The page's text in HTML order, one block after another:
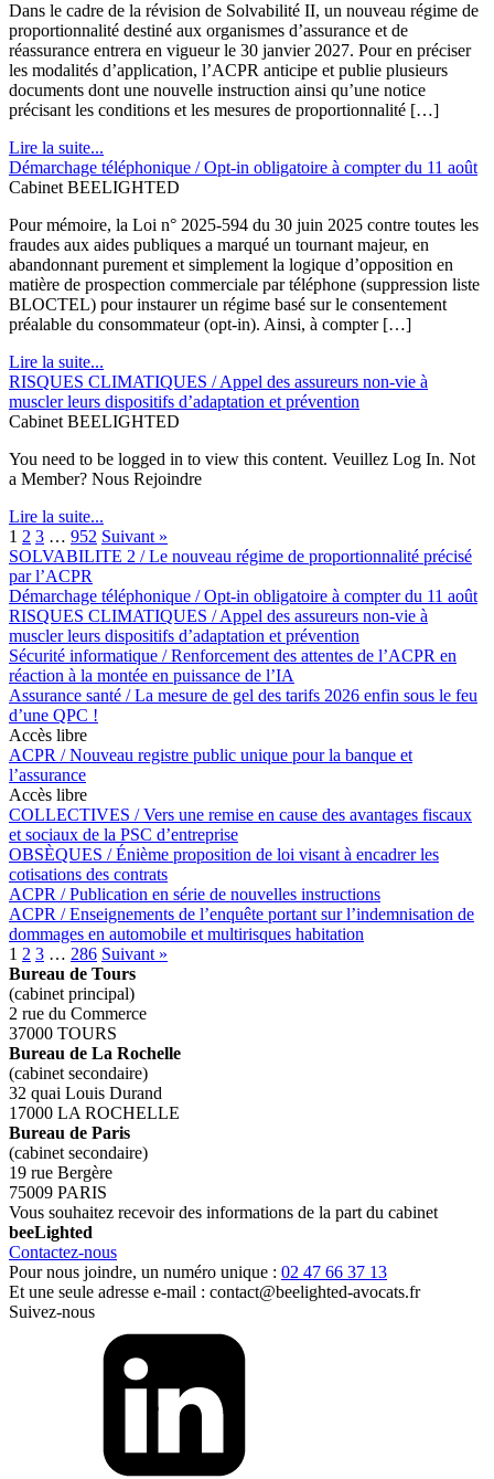
Dans le cadre de la révision de Solvabilité II, un nouveau régime de
proportionnalité destiné aux organismes d’assurance et de
réassurance entrera en vigueur le 30 janvier 2027. Pour en préciser
les modalités d’application, l’ACPR anticipe et publie plusieurs
documents dont une nouvelle instruction ainsi qu’une notice
précisant les conditions et les mesures de proportionnalité […]
Lire la suite...
Démarchage téléphonique / Opt-in obligatoire à compter du 11 août
Cabinet BEELIGHTED
Pour mémoire, la Loi n° 2025-594 du 30 juin 2025 contre toutes les
fraudes aux aides publiques a marqué un tournant majeur, en
abandonnant purement et simplement la logique d’opposition en
matière de prospection commerciale par téléphone (suppression liste
BLOCTEL) pour instaurer un régime basé sur le consentement
préalable du consommateur (opt-in). Ainsi, à compter […]
Lire la suite...
RISQUES CLIMATIQUES / Appel des assureurs non-vie à
muscler leurs dispositifs d’adaptation et prévention
Cabinet BEELIGHTED
You need to be logged in to view this content. Veuillez Log In. Not
a Member? Nous Rejoindre
Lire la suite...
1 2 3 … 952 Suivant »
SOLVABILITE 2 / Le nouveau régime de proportionnalité précisé
par l’ACPR
Démarchage téléphonique / Opt-in obligatoire à compter du 11 août
RISQUES CLIMATIQUES / Appel des assureurs non-vie à
muscler leurs dispositifs d’adaptation et prévention
Sécurité informatique / Renforcement des attentes de l’ACPR en
réaction à la montée en puissance de l’IA
Assurance santé / La mesure de gel des tarifs 2026 enfin sous le feu
d’une QPC !
Accès libre
ACPR / Nouveau registre public unique pour la banque et
l’assurance
Accès libre
COLLECTIVES / Vers une remise en cause des avantages fiscaux
et sociaux de la PSC d’entreprise
OBSÈQUES / Énième proposition de loi visant à encadrer les
cotisations des contrats
ACPR / Publication en série de nouvelles instructions
ACPR / Enseignements de l’enquête portant sur l’indemnisation de
dommages en automobile et multirisques habitation
1 2 3 … 286 Suivant »
Bureau de Tours
(cabinet principal)
2 rue du Commerce
37000 TOURS
Bureau de La Rochelle
(cabinet secondaire)
32 quai Louis Durand
17000 LA ROCHELLE
Bureau de Paris
(cabinet secondaire)
19 rue Bergère
75009 PARIS
Vous souhaitez recevoir des informations de la part du cabinet
beeLighted
Contactez-nous
Pour nous joindre, un numéro unique : 02 47 66 37 13
Et une seule adresse e-mail : contact@beelighted-avocats.fr
Suivez-nous